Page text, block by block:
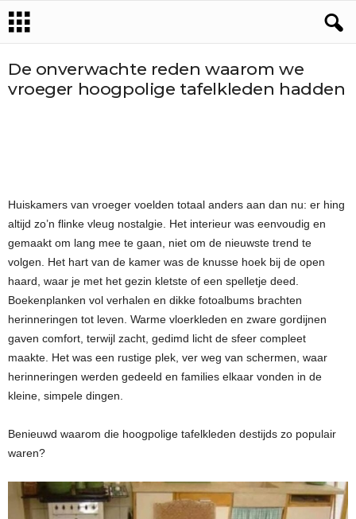
De onverwachte reden waarom we
vroeger hoogpolige tafelkleden hadden
Huiskamers van vroeger voelden totaal anders aan dan nu: er hing
altijd zo’n flinke vleug nostalgie. Het interieur was eenvoudig en
gemaakt om lang mee te gaan, niet om de nieuwste trend te
volgen. Het hart van de kamer was de knusse hoek bij de open
haard, waar je met het gezin kletste of een spelletje deed.
Boekenplanken vol verhalen en dikke fotoalbums brachten
herinneringen tot leven. Warme vloerkleden en zware gordijnen
gaven comfort, terwijl zacht, gedimd licht de sfeer compleet
maakte. Het was een rustige plek, ver weg van schermen, waar
herinneringen werden gedeeld en families elkaar vonden in de
kleine, simpele dingen.
Benieuwd waarom die hoogpolige tafelkleden destijds zo populair
waren?